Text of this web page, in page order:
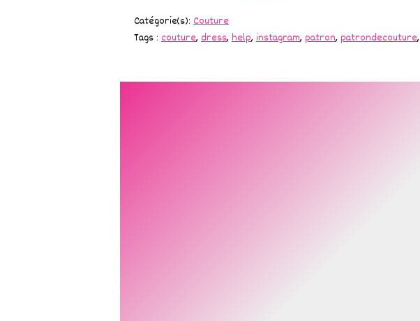
Catégorie(s): Couture
Tags : couture,dress,help,instagram, patron, patrondecouture,